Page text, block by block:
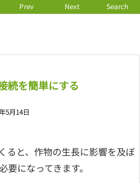
Prev Next Search
続を簡単にする
5月14日
ると、作物の生長に影響を及ぼ
要になってきます。